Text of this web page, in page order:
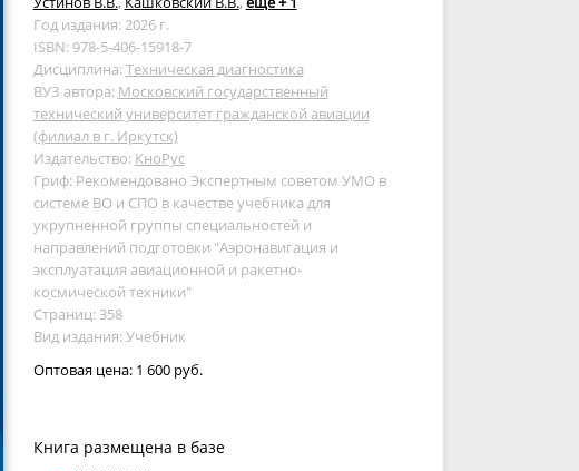
Год издания: 2026 г.
ISBN: 978-5-406-15918-7
Дисциплина:Техническая диагностика
ВУЗ автора: Московский государственный
технический университет гражданской авиации
(филиал в г. Иркутск)
Издательство: КноРус
Гриф: Рекомендовано Экспертным советом УМО в
системе ВО и СПО в качестве учебника для
укрупненной группы специальностей и
направлений подготовки "Аэронавигация и
эксплуатация авиационной и ракетно-
космической техники"
Страниц: 358
Вид издания: Учебник
Оптовая цена: 1 600 руб.
Книга размещена в базе